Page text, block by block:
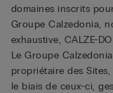
domaines inscrits
Groupe Calzedonia,
exhaustive, CALZE-
Le Groupe
propriétaire des
le biais de ceux-ci,